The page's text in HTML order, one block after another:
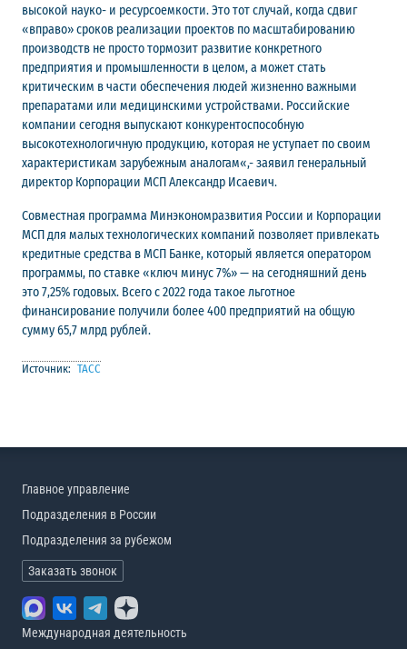
высокой науко- и ресурсоемкости. Это тот случай, когда сдвиг
«вправо» сроков реализации проектов по масштабированию
производств не просто тормозит развитие конкретного
предприятия и промышленности в целом, а может стать
критическим в части обеспечения людей жизненно важными
препаратами или медицинскими устройствами. Российские
компании сегодня выпускают конкурентоспособную
высокотехнологичную продукцию, которая не уступает по своим
характеристикам зарубежным аналогам«,- заявил генеральный
директор Корпорации МСП Александр Исаевич.
Совместная программа Минэкономразвития России и Корпорации
МСП для малых технологических компаний позволяет привлекать
кредитные средства в МСП Банке, который является оператором
программы, по ставке «ключ минус 7%» — на сегодняшний день
это 7,25% годовых. Всего с 2022 года такое льготное
финансирование получили более 400 предприятий на общую
сумму 65,7 млрд рублей.
Источник: ТАСС
Главное управление
Подразделения в России
Подразделения за рубежом
Заказать звонок
Международная деятельность